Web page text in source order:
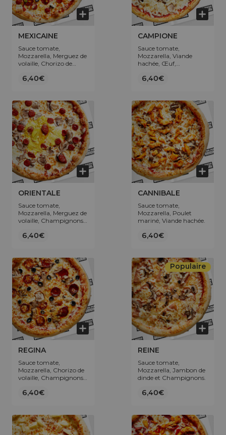
MEXICAINE
Sauce tomate,
Mozzarella, Merguez de
volaille, Chorizo de
Olives.
6,40€
CAMPIONE
Sauce tomate,
Mozzarella, Viande
hachée, Œuf,
6,40€
ORIENTALE
Sauce tomate,
Mozzarella, Merguez de
volaille, Champignons,
6,40€
CANNIBALE
Sauce tomate,
Mozzarella, Poulet
mariné, Viande hachée.
6,40€
REGINA
Sauce tomate,
Mozzarella, Chorizo de
volaille, Champignons,
6,40€
REINE
Sauce tomate,
Mozzarella, Jambon de
dinde et Champignons.
6,40€
Populaire